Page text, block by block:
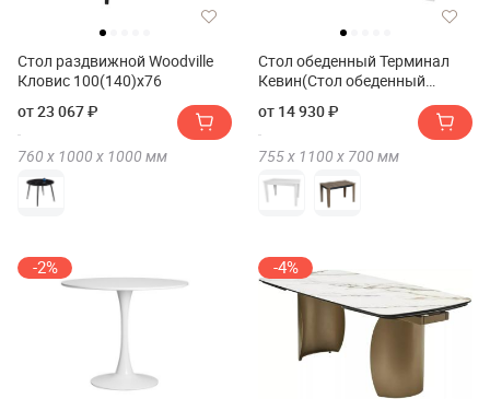
Стол раздвижной Woodville
Кловис 100(140)х76
от 23 067 ₽
760 х 1000 х 1000 мм
Стол обеденный Терминал
Кевин(Стол обеденный
от 14 930 ₽
755 х 1100 х 700 мм
-2% -4%